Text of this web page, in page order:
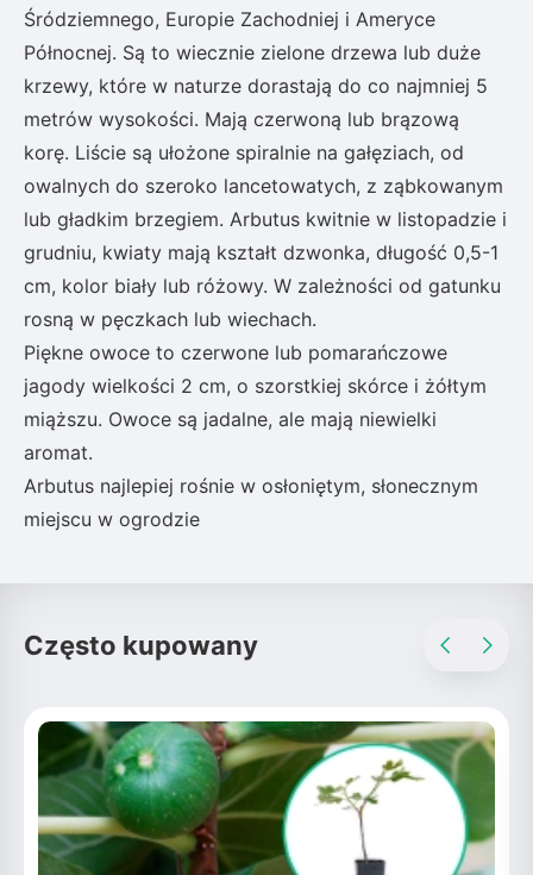
Ewodia (tetradium daniellii)
Śródziemnego, Europie Zachodniej i Ameryce
Północnej. Są to wiecznie zielone drzewa lub duże
krzewy, które w naturze dorastają do co najmniej 5
metrów wysokości. Mają czerwoną lub brązową
korę. Liście są ułożone spiralnie na gałęziach, od
owalnych do szeroko lancetowatych, z ząbkowanym
lub gładkim brzegiem. Arbutus kwitnie w listopadzie i
grudniu, kwiaty mają kształt dzwonka, długość 0,5-1
cm, kolor biały lub różowy. W zależności od gatunku
rosną w pęczkach lub wiechach.
Piękne owoce to czerwone lub pomarańczowe
jagody wielkości 2 cm, o szorstkiej skórce i żółtym
miąższu. Owoce są jadalne, ale mają niewielki
aromat.
Arbutus najlepiej rośnie w osłoniętym, słonecznym
miejscu w ogrodzie
Często kupowany